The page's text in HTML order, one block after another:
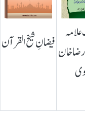
رضا خان
فیضانِ شیخ القرآن